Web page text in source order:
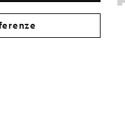
Borsa tote in denim
& SCOTT ESME MARSH
£85.00